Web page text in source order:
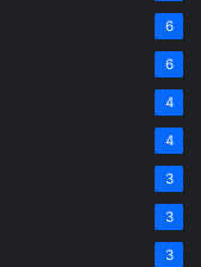
6
6
4
4
3
3
3